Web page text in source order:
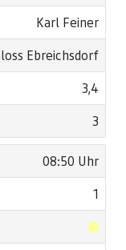
Karl Feiner
Ebreichsdorf
3,4
3
08:50 Uhr
1